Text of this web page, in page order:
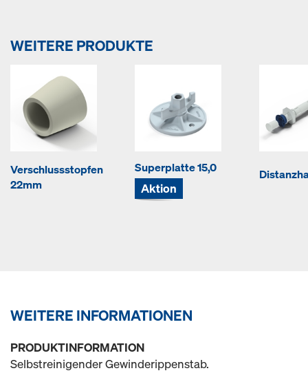
WEITERE PRODUKTE
Verschlussstopfen
22mm
Superplatte 15,0
Aktion
WEITERE INFORMATIONEN
PRODUKTINFORMATION
Selbstreinigender Gewinderippenstab.